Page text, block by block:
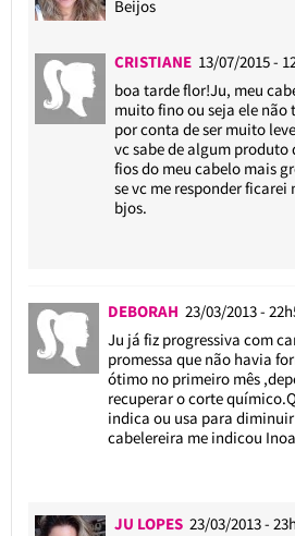
Beijos
CRISTIANE 13/07/2015 -
boa tarde flor!Ju, meu
muito fino ou seja ele
por conta de ser muito
vc sabe de algum produto
fios do meu cabelo mais
se vc me responder
bjos.
DEBORAH 23/03/2013 -
Ju já fiz progressiva com
promessa que não havia
ótimo no primeiro mês
recuperar o corte
indica ou usa para
cabelereira me indicou
JU LOPES23/03/2013 -